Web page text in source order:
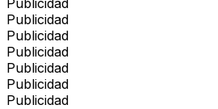
Publicidad
Publicidad
Publicidad
Publicidad
Publicidad
Publicidad